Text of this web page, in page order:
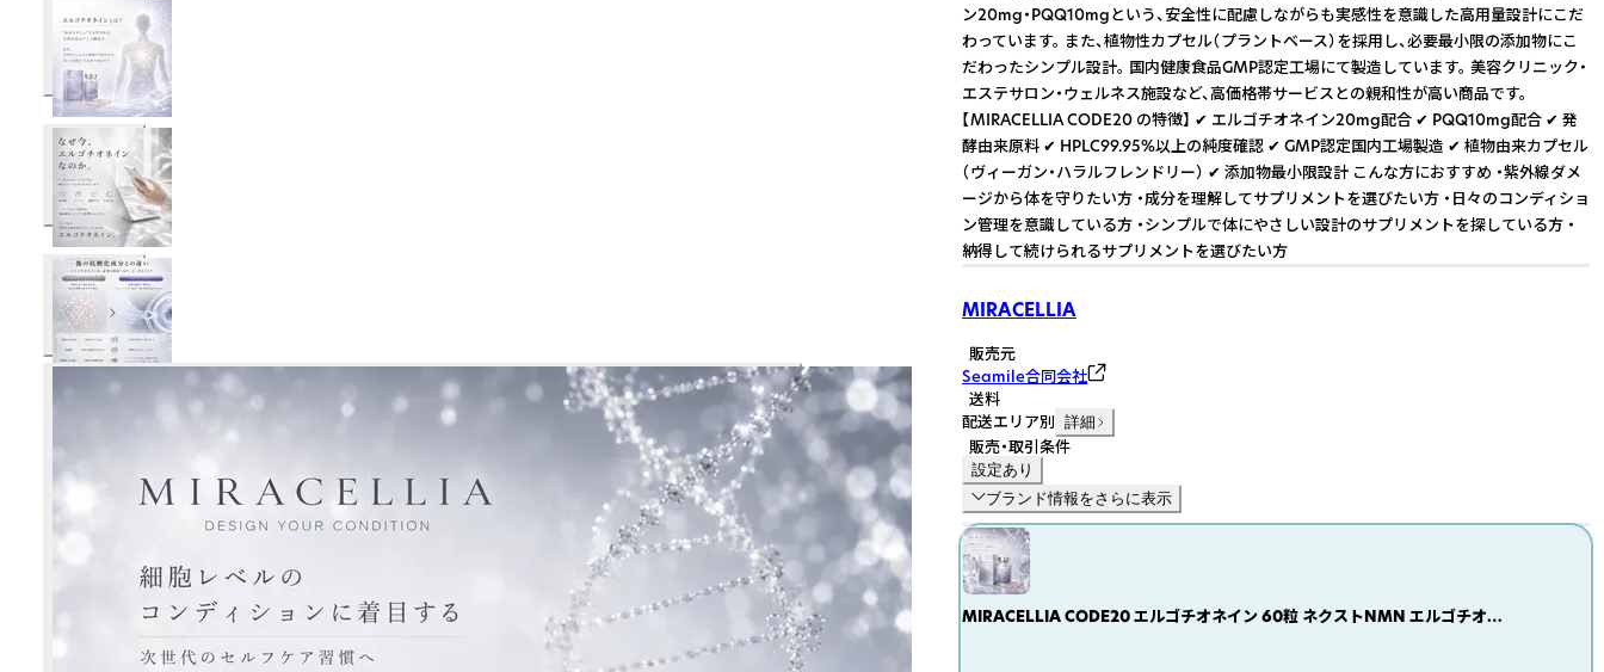
ン20mg・PQQ10mgという、安全性に配慮しながらも実感性を意識した高用量設計にこだ
わっています。 また、植物性カプセル（プラントベース）を採用し、必要最小限の添加物にこ
だわったシンプル設計。 国内健康食品GMP認定工場にて製造しています。 美容クリニック・
エステサロン・ウェルネス施設など、高価格帯サービスとの親和性が高い商品です。
【MIRACELLIA CODE20 の特徴】 ✔ エルゴチオネイン20mg配合 ✔ PQQ10mg配合 ✔ 発
酵由来原料 ✔ HPLC99.95%以上の純度確認 ✔ GMP認定国内工場製造 ✔ 植物由来カプセル
（ヴィーガン・ハラルフレンドリー） ✔ 添加物最小限設計 こんな方におすすめ ・紫外線ダメ
ージから体を守りたい方 ・成分を理解してサプリメントを選びたい方 ・日々のコンディショ
ン管理を意識している方 ・シンプルで体にやさしい設計のサプリメントを探している方 ・
納得して続けられるサプリメントを選びたい方
MIRACELLIA
販売元
Seamile合同会社
送料
配送エリア別 詳細
販売・取引条件
設定あり
ブランド情報をさらに表示
MIRACELLIA CODE20 エルゴチオネイン 60粒 ネクストNMN エルゴチオネ